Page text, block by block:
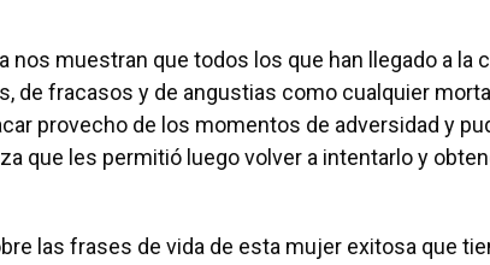
nos muestran que todos los que han llegado a la
de fracasos y de angustias como cualquier
provecho de los momentos de adversidad y
que les permitió luego volver a intentarlo y
las frases de vida de esta mujer exitosa que